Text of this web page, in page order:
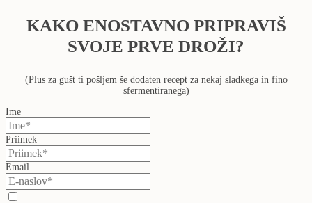
KAKO ENOSTAVNO PRIPRAVIŠ
SVOJE PRVE DROŽI?
(Plus za gušt ti pošljem še dodaten recept za nekaj sladkega in fino
sfermentiranega)
Ime
Priimek
Email